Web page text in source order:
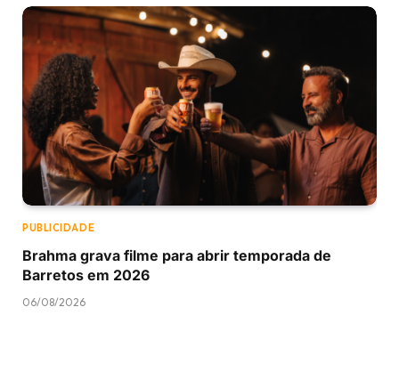
PUBLICIDADE
Brahma grava filme para abrir temporada de
Barretos em 2026
06/08/2026